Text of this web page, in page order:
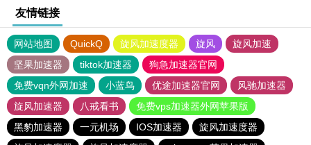
友情链接
网站地图 QuickQ 旋风加速度器 旋风
旋风加速
坚果加速器
tiktok加速器
狗急加速器官网
免费vqn外网加速
小蓝鸟 优途加速器官网
风驰加速器
旋风加速器
八戒看书
免费vps加速器外网苹果版
黑豹加速器
一元机场 IOS加速器
旋风加速度器